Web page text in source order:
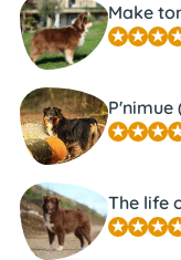
Make
P'nimue
The life